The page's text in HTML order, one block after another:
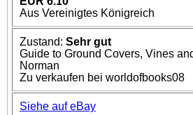
Aus Vereinigtes Königreich
Zustand: Sehr gut
Guide to Ground Covers, Vines
Norman
Zu verkaufen bei worldofbooks08
Siehe auf eBay